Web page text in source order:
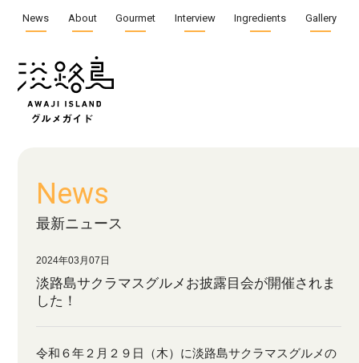
News About Gourmet Interview Ingredients Gallery
News
最新ニュース
2024年03月07日
淡路島サクラマスグルメお披露目会が開催されま
した！
令和６年２月２９日（木）に淡路島サクラマスグルメの